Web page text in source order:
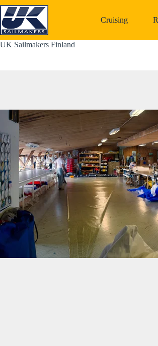
Skip
to
content
Cruising
UK Sailmakers Finland